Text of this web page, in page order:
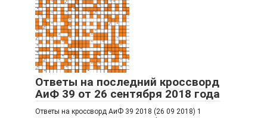
Ответы на последний кроссворд
АиФ 39 от 26 сентября 2018 года
Ответы на кроссворд АиФ 39 2018 (26 09 2018) 1